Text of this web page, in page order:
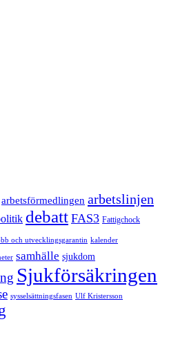
arbetsförmedlingen arbetslinjen
debatt FAS3 Fattigchock
och utvecklingsgarantin kalender
samhälle sjukdom
Sjukförsäkringen
sysselsättningsfasen Ulf Kristersson